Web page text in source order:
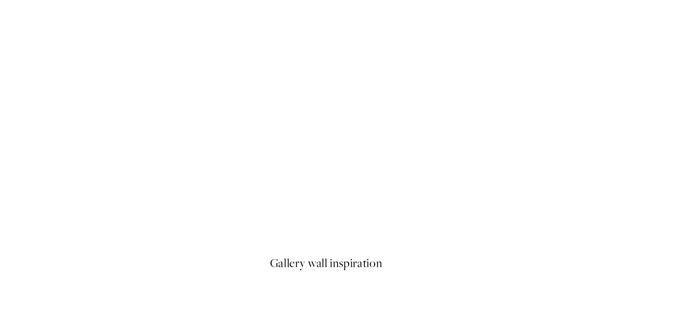
Gallery wall inspiration